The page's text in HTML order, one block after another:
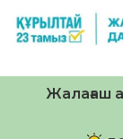
Жалағаш